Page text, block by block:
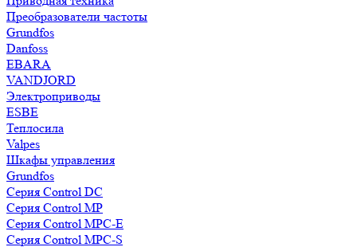
Преобразователи частоты
Grundfos
Danfoss
EBARA
VANDJORD
Электроприводы
ESBE
Теплосила
Valpes
Шкафы управления
Grundfos
Серия Control DC
Серия Control MP
Серия Control MPC-E
Серия Control MPC-S